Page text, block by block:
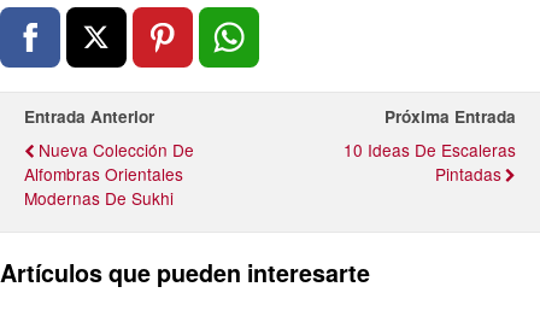
Entrada Anterior
Nueva Colección De
Alfombras Orientales
Modernas De Sukhi
Próxima Entrada
10 Ideas De Escaleras
Pintadas
Artículos que pueden interesarte